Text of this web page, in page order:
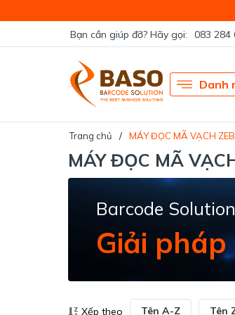
Bạn cần giúp đỡ? Hãy gọi: 083 284
Danh
Trang chủ MÁY ĐỌC MÃ VẠCH
MÁY ĐỌC MÃ
Barcode Solution
Giải
Xếp theo Tên A-Z Tên